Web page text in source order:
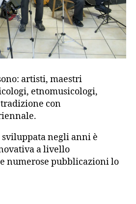
artisti, maestri
etnomusicologi,
con
negli anni è
a livello
numerose pubblicazioni lo